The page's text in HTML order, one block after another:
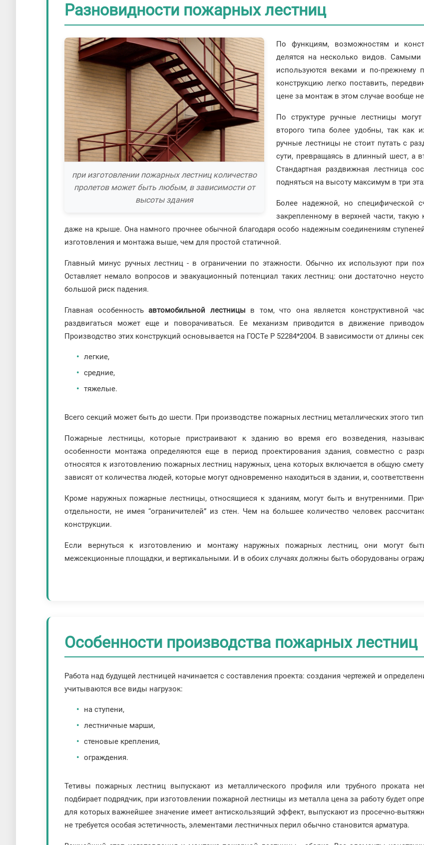
Разновидности пожарных лестниц
при изготовлении пожарных лестниц количество
пролетов может быть любым, в зависимости от
высоты здания
По функциям, возможностям и
делятся на несколько видов. Самыми
используются веками и по-прежнему
конструкцию легко поставить,
цене за монтаж в этом случае вообще
По структуре ручные лестницы
второго типа более удобны, так как
ручные лестницы не стоит путать с
сути, превращаясь в длинный шест, а
Стандартная раздвижная лестница
подняться на высоту максимум в три
Более надежной, но специфической
закрепленному в верхней части,
даже на крыше. Она намного прочнее обычной благодаря особо надежным соединениям
изготовления и монтажа выше, чем для простой статичной.
Главный минус ручных лестниц - в ограничении по этажности. Обычно их используют при
Оставляет немало вопросов и эвакуационный потенциал таких лестниц: они достаточно
большой риск падения.
Главная особенностьавтомобильной лестницы в том, что она является конструктивной
раздвигаться может еще и поворачиваться. Ее механизм приводится в движение
Производство этих конструкций основывается на ГОСТе Р 52284*2004. В зависимости от длины
легкие,
средние,
тяжелые.
Всего секций может быть до шести. При производстве пожарных лестниц металлических этого
Пожарные лестницы, которые пристраивают к зданию во время его возведения,
особенности монтажа определяются еще в период проектирования здания, совместно с
относятся к изготовлению пожарных лестниц наружных, цена которых включается в общую
зависят от количества людей, которые могут одновременно находиться в здании, и,
Кроме наружных пожарные лестницы, относящиеся к зданиям, могут быть и внутренними.
отдельности, не имея “ограничителей” из стен. Чем на большее количество человек
конструкции.
Если вернуться к изготовлению и монтажу наружных пожарных лестниц, они могут
межсекционные площадки, и вертикальными. И в обоих случаях должны быть оборудованы
Особенности производства пожарных лестниц
Работа над будущей лестницей начинается с составления проекта: создания чертежей и
учитываются все виды нагрузок:
на ступени,
лестничные марши,
стеновые крепления,
ограждения.
Тетивы пожарных лестниц выпускают из металлического профиля или трубного проката
подбирает подрядчик, при изготовлении пожарной лестницы из металла цена за работу будет
для которых важнейшее значение имеет антискользящий эффект, выпускают из просечно-
не требуется особая эстетичность, элементами лестничных перил обычно становится арматура.